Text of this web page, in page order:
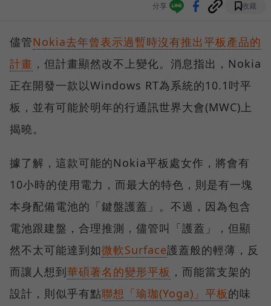
分享 收藏
儘管Nokia去年曾表示過暫時沒有推出平板產品的
計畫 ，但計畫顯然改不上變化。消息指出，Nokia
正在開發一款以Windows RT為系統的10.1吋平
板，並有可能於明年的行通訊世界大會(MWC)上
揭曉。
據了解，這款可能的Nokia平板處女作，將會有
10小時的使用電力，而最大的特色，則是有一塊
本身配備電池的「鍵盤護蓋」。不過，因為包含
電池跟建盤，合理推測，儘管叫「護蓋」，但顯
然不太可能達到如微軟Surface護蓋般的輕薄，反
而讓人想到華碩著名的變形平板 ，而能當支架的
設計，則似乎有點聯想「瑜珈(Yoga)」平板的味